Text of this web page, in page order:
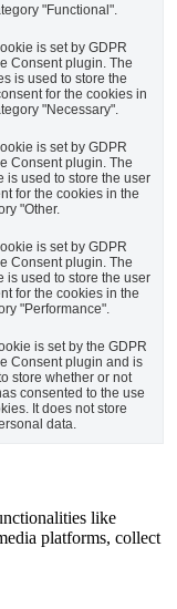
"Functional".
is set by GDPR
Consent plugin. The
is used to store the
for the cookies in
"Necessary".
is set by GDPR
Consent plugin. The
is used to store the user
for the cookies in the
"Other.
is set by GDPR
Consent plugin. The
is used to store the user
for the cookies in the
"Performance".
is set by the GDPR
Consent plugin and is
store whether or not
consented to the use
It does not store
data.
like
platforms, collect